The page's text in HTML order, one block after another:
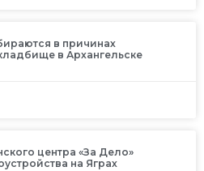
в причинах
в Архангельске
центра «За Дело»
на Яграх